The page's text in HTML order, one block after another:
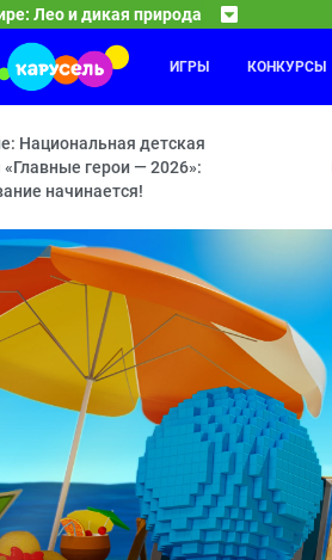
Лео и дикая природа
дорогу? — Мата-мата — Хитрый
барсук — Мишень — Лунатик —
ИГРЫ КОНКУРСЫ
Национальная детская
герои — 2026»:
начинается!